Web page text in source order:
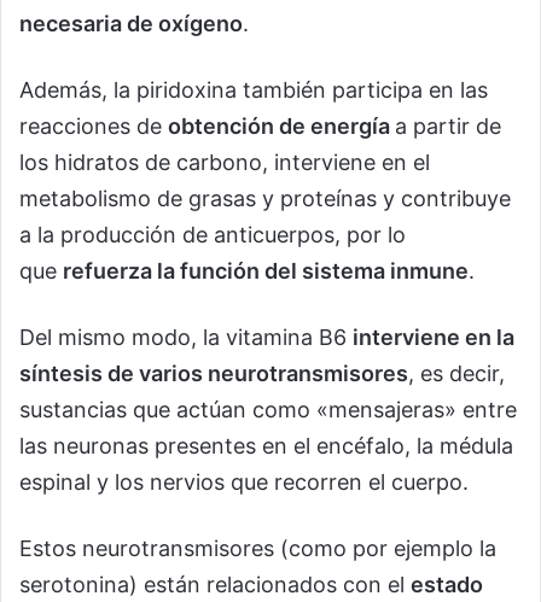
necesaria de oxígeno.
Además, la piridoxina también participa en las
reacciones de obtención de energía a partir de
los hidratos de carbono, interviene en el
metabolismo de grasas y proteínas y contribuye
a la producción de anticuerpos, por lo
que refuerza la función del sistema inmune.
Del mismo modo, la vitamina B6 interviene en la
síntesis de varios neurotransmisores, es decir,
sustancias que actúan como «mensajeras» entre
las neuronas presentes en el encéfalo, la médula
espinal y los nervios que recorren el cuerpo.
Estos neurotransmisores (como por ejemplo la
serotonina) están relacionados con el estado